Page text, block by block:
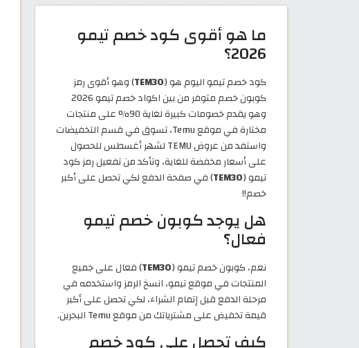
ما هو أقوى كود خصم تيمو
2026؟
كود خصم تيمو اليوم هو (TEM30) وهو أقوى رمز
كوبون خصم متوفر من بين اكواد خصم تيمو 2026
وهو يقدم خصومات كبيرة لغاية 90% على منتجات
مختارة في موقع Temu، تسوق في قسم التخفيضات
واستفد من عروض TEMU لشهر أغسطس للحصول
على أسعار مخفضة للغاية، وتأكد من تفعيل رمز كود
تيمو (TEM30) في صفحة الدفع لكي تحصل على أكبر
خصم!!
هل يوجد كوبون خصم تيمو
فعال؟
نعم، كوبون خصم تيمو (TEM30) فعال على جميع
المنتجات في موقع تيمو، انسخ الرمز واستخدمه في
مرحلة الدفع قبل إتمام الشراء، لكي تحصل على أكبر
قيمة تخفيض على مشترياتك من موقع Temu البحرين.